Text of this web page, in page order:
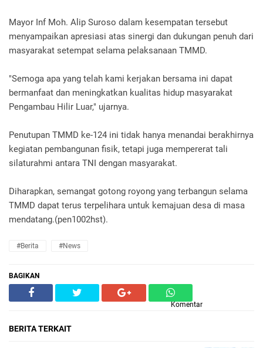
Mayor Inf Moh. Alip Suroso dalam kesempatan tersebut
menyampaikan apresiasi atas sinergi dan dukungan penuh dari
masyarakat setempat selama pelaksanaan TMMD.
"Semoga apa yang telah kami kerjakan bersama ini dapat
bermanfaat dan meningkatkan kualitas hidup masyarakat
Pengambau Hilir Luar," ujarnya.
Penutupan TMMD ke-124 ini tidak hanya menandai berakhirnya
kegiatan pembangunan fisik, tetapi juga mempererat tali
silaturahmi antara TNI dengan masyarakat.
Diharapkan, semangat gotong royong yang terbangun selama
TMMD dapat terus terpelihara untuk kemajuan desa di masa
mendatang.(pen1002hst).
#Berita #News
BAGIKAN
Komentar
BERITA TERKAIT